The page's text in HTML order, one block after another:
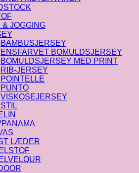
& JOGGING
BAMBUSJERSEY
ENSFARVET BOMULDSJERSEY
BOMULDSJERSEY MED PRINT
RIB-JERSEY
POINTELLE
PUNTO
VISKOSEJERSEY
LÆDER